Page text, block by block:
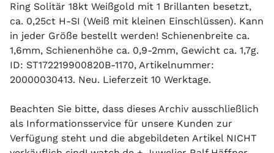
Ring Solitär 18kt Weißgold mit 1 Brillanten besetzt,
ca. 0,25ct H-SI (Weiß mit kleinen Einschlüssen). Kann
in jeder Größe bestellt werden! Schienenbreite ca.
1,6mm, Schienenhöhe ca. 0,9-2mm, Gewicht ca. 1,7g.
ID: ST172219900820B-1170, Artikelnummer:
20000030413. Neu. Lieferzeit 10 Werktage.
Beachten Sie bitte, dass dieses Archiv ausschließlich
als Informationsservice für unsere Kunden zur
Verfügung steht und die abgebildeten Artikel NICHT